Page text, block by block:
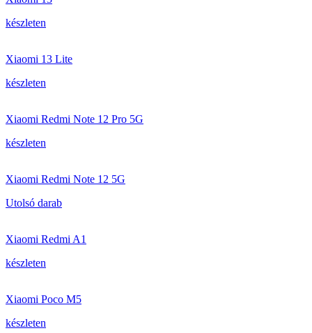
készleten
Xiaomi 13 Lite
készleten
Xiaomi Redmi Note 12 Pro 5G
készleten
Xiaomi Redmi Note 12 5G
Utolsó darab
Xiaomi Redmi A1
készleten
Xiaomi Poco M5
készleten